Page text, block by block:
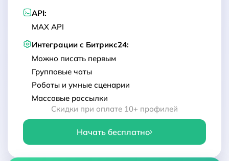
API:
MAX API
Интеграции с Битрикс24:
Можно писать первым
Групповые чаты
Роботы и умные сценарии
Массовые рассылки
Скидки при оплате 10+ профилей
Начать бесплатно